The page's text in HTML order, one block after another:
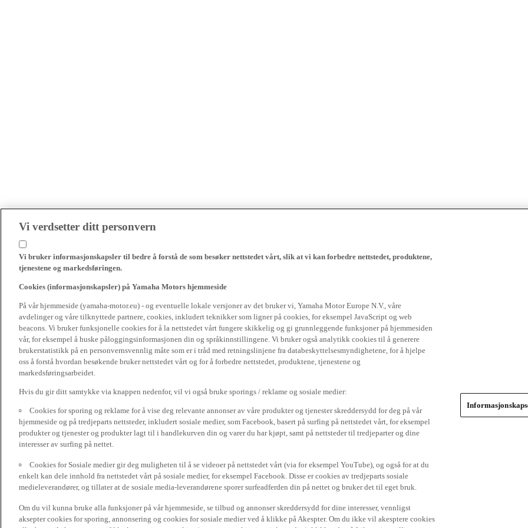
Vi verdsetter ditt personvern
Vi bruker informasjonskapsler til bedre å forstå de som besøker nettstedet vårt, slik at vi kan forbedre nettstedet, produktene,
tjenestene og markedsføringen.
Cookies (informasjonskapsler) på Yamaha Motors hjemmeside
På vår hjemmeside (yamaha-motor.eu) - og eventuelle lokale versjoner av det bruker vi, Yamaha Motor Europe N.V., våre
avdelinger og våre tilknyttede partnere, cookies, inkludert teknikker som ligner på cookies, for eksempel JavaScript og web
beacons. Vi bruker funksjonelle cookies for å la nettstedet vårt fungere skikkelig og gi grunnleggende funksjoner på hjemmesiden
vår, for eksempel å huske påloggingsinformasjonen din og språkinnstillingene. Vi bruker også analytikk cookies til å generere
brukerstatistikk på en personvernsvennlig måte som er i tråd med retningslinjene fra databeskyttelsesmyndighetene, for å hjelpe
oss å forstå hvordan besøkende bruker nettstedet vårt og for å forbedre nettstedet, produktene, tjenestene og
markedsføringsarbeidet.
Hvis du gir ditt samtykke via knappen nedenfor, vil vi også bruke sporings / reklame og sosiale medier:
Cookies for sporing og reklame for å vise deg relevante annonser av våre produkter og tjenester skreddersydd for deg på vår
hjemmeside og på tredjeparts nettsteder, inkludert sosiale medier, som Facebook, basert på surfing på nettstedet vårt, for eksempel
produkter og tjenester og produkter lagt til i handlekurven din og varer du har kjøpt, samt på nettsteder til tredjeparter og dine
interesser av surfing på nettet.
Cookies for Sosiale medier gir deg muligheten til å se videoer på nettstedet vårt (via for eksempel YouTube), og også for at du
enkelt kan dele innhold fra nettstedet vårt på sosiale medier, for eksempel Facebook. Disse er cookies av tredjeparts sosiale
medieleverandører, og tillater at de sosiale media-leverandørene sporer surfeadferden din på nettet og bruker det til eget bruk.
Om du vil kunna bruke alla funksjoner på vår hjemmeside, se tilbud og annonser skreddersydd for dine interesser, vennligst
aksepter cookies for sporing, annonsering og cookies for sosiale medier ved å klikke på Akespter. Om du ikke vil akesptere cookies